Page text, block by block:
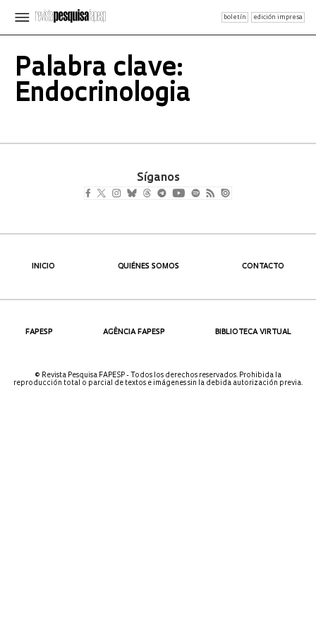
boletín edición impresa
Palabra clave:
Endocrinologia
Síganos
INICIO QUIÉNES SOMOS CONTACTO
FAPESP AGÊNCIA FAPESP BIBLIOTECA VIRTUAL
© Revista Pesquisa FAPESP - Todos los derechos reservados. Prohibida la
reproducción total o parcial de textos e imágenes sin la debida autorización previa.